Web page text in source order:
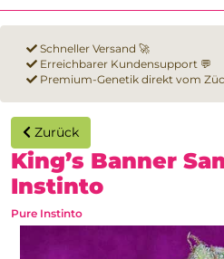
Schneller Versand 🚀
Erreichbarer Kundensupport 💬
Premium-Genetik direkt vom
Zurück
King’s Banner
Instinto
Pure Instinto